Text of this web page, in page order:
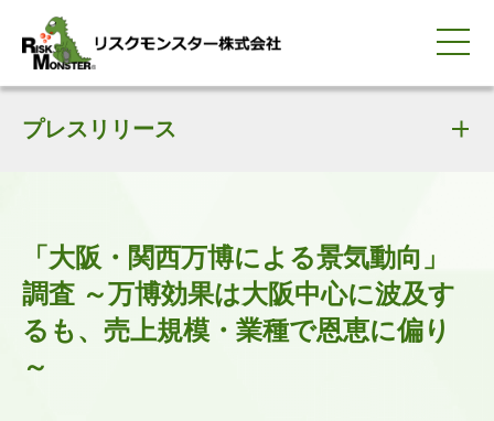
サービス紹介
選ばれる理由
知る・学ぶ
導入事例
企業情報
採用情報
IR情報
お問い合わせ
0120-259-440
平日9:00-18:00(土日祝除く)
プレスリリース
「大阪・関西万博による景気動向」
調査 ～万博効果は大阪中心に波及す
るも、売上規模・業種で恩恵に偏り
～